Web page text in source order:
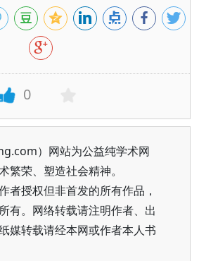
0
）网站为公益纯学术网
繁荣、塑造社会精神。
者授权但非首发的所有作品，
有。网络转载请注明作者、出
媒转载请经本网或作者本人书